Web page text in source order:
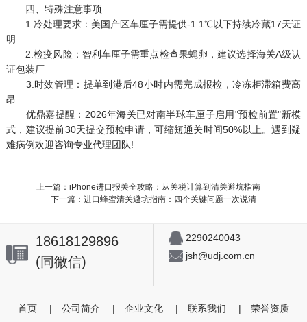
四、特殊注意事项
1.冷处理要求：美国产区车厘子需提供-1.1℃以下持续冷藏17天证
明
2.检疫风险：智利车厘子需重点检查果蝇卵，建议选择海关A级认
证包装厂
3.时效管理：提单到港后48小时内需完成报检，冷冻柜滞箱费高
昂
优鼎嘉提醒：2026年海关已对南半球车厘子启用"预检前置"新模
式，建议提前30天提交预检申请，可缩短通关时间50%以上。遇到疑
难病例欢迎咨询专业代理团队!
上一篇：iPhone进口报关全攻略：从关税计算到清关避坑指南
下一篇：进口蜂蜜清关避坑指南：四个关键问题一次说清
18618129896
(同微信)
2290240043
jsh@udj.com.cn
首页 | 公司简介 | 企业文化 | 联系我们 | 荣誉资质